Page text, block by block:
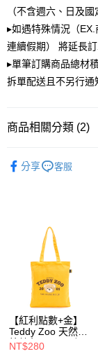
2.付款方式選擇「大哥
流程，驗證手機門號
完成交易。
3.實際核准額度、可分
消。如遇「轉專審核
無法說明評估內容。
醒簡訊。
2.透過簡訊連結打開
【注意事項】
款買賣價金債權讓與
資料（包含姓名、電
用，由本公司與您本
3.完整用戶服務條款
運送方式
全家取貨付款
每筆NT$100，滿
每筆NT$100，滿
每筆NT$100，滿
7-11取貨付款
每筆NT$100，滿
付款後7-11取貨
每筆NT$100，滿
宅配
每筆NT$100，滿
（不含週六、日及
▸如遇特殊情況（
連續假期） 將延長
▸單筆訂購商品總材
拆單配送且不另行
商品相關分類 (2)
分享 客服
【紅利點數+金】
Teddy Zoo 天然全
棉純色Friendly帆
NT$280